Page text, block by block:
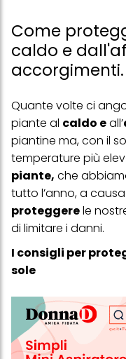
Come
caldo e
accorgimenti.
Quante volte ci
piante al caldo eall’
piantine ma, con il
temperature più
piante, che
tutto l’anno, a
proteggerele
di limitare i danni.
I consigli per
sole